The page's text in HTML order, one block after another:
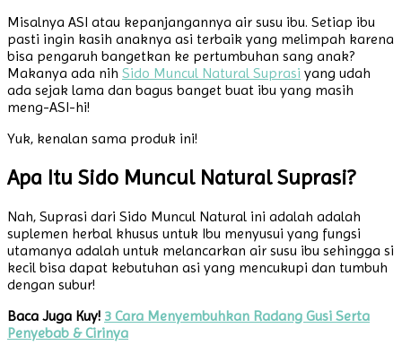
Misalnya ASI atau kepanjangannya air susu ibu. Setiap ibu
pasti ingin kasih anaknya asi terbaik yang melimpah karena
bisa pengaruh bangetkan ke pertumbuhan sang anak?
Makanya ada nih Sido Muncul Natural Suprasi yang udah
ada sejak lama dan bagus banget buat ibu yang masih
meng-ASI-hi!
Yuk, kenalan sama produk ini!
Apa Itu Sido Muncul Natural Suprasi?
Nah, Suprasi dari Sido Muncul Natural ini adalah adalah
suplemen herbal khusus untuk Ibu menyusui yang fungsi
utamanya adalah untuk melancarkan air susu ibu sehingga si
kecil bisa dapat kebutuhan asi yang mencukupi dan tumbuh
dengan subur!
Baca Juga Kuy! 3 Cara Menyembuhkan Radang Gusi Serta
Penyebab & Cirinya